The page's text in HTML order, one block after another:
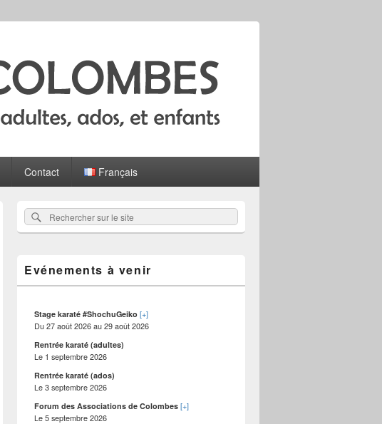
Contact Français
Zone
principale
de
barre
Rechercher :
Rechercher
sur
site
Evénements à venir
Stage karaté #ShochuGeiko [+]
Du27 août 2026au29 août 2026
Rentrée karaté (adultes)
Le 1 septembre 2026
Rentrée karaté (ados)
Le3 septembre 2026
Forum des Associations de Colombes [+]
Le5 septembre 2026